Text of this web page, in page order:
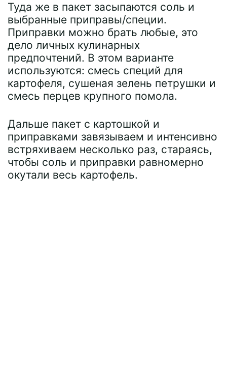
Туда же в пакет засыпаются соль и
выбранные приправы/специи.
Приправки можно брать любые, это
дело личных кулинарных
предпочтений. В этом варианте
используются: смесь специй для
картофеля, сушеная зелень петрушки и
смесь перцев крупного помола.
Дальше пакет с картошкой и
приправками завязываем и интенсивно
встряхиваем несколько раз, стараясь,
чтобы соль и приправки равномерно
окутали весь картофель.